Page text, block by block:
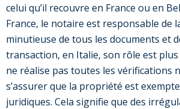
celui qu’il recouvre en France ou en
France, le notaire est responsable de
minutieuse de tous les documents et
transaction, en Italie, son rôle est
ne réalise pas toutes les vérifications
s’assurer que la propriété est
juridiques. Cela signifie que des